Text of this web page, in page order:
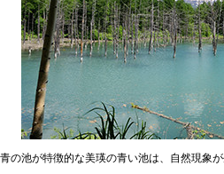
青の池が特徴的な美瑛の青い池は、自然現象が